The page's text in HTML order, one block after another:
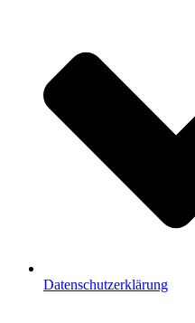
Datenschutzerklärung